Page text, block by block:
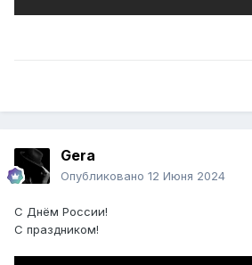
Gera
Опубликовано 12 Июня 2024
С Днём России!
С праздником!